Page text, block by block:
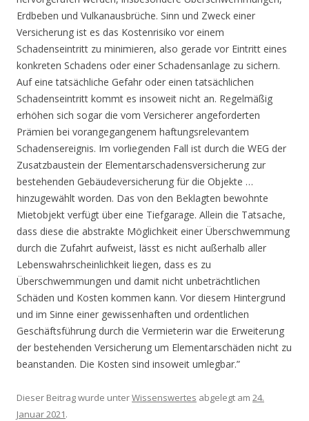
Erdbeben und Vulkanausbrüche. Sinn und Zweck einer
Versicherung ist es das Kostenrisiko vor einem
Schadenseintritt zu minimieren, also gerade vor Eintritt eines
konkreten Schadens oder einer Schadensanlage zu sichern.
Auf eine tatsächliche Gefahr oder einen tatsächlichen
Schadenseintritt kommt es insoweit nicht an. Regelmäßig
erhöhen sich sogar die vom Versicherer angeforderten
Prämien bei vorangegangenem haftungsrelevantem
Schadensereignis. Im vorliegenden Fall ist durch die WEG der
Zusatzbaustein der Elementarschadensversicherung zur
bestehenden Gebäudeversicherung für die Objekte …
hinzugewählt worden. Das von den Beklagten bewohnte
Mietobjekt verfügt über eine Tiefgarage. Allein die Tatsache,
dass diese die abstrakte Möglichkeit einer Überschwemmung
durch die Zufahrt aufweist, lässt es nicht außerhalb aller
Lebenswahrscheinlichkeit liegen, dass es zu
Überschwemmungen und damit nicht unbeträchtlichen
Schäden und Kosten kommen kann. Vor diesem Hintergrund
und im Sinne einer gewissenhaften und ordentlichen
Geschäftsführung durch die Vermieterin war die Erweiterung
der bestehenden Versicherung um Elementarschäden nicht zu
beanstanden. Die Kosten sind insoweit umlegbar.”
Dieser Beitrag wurde unterWissenswertes abgelegt am 24.
Januar 2021.